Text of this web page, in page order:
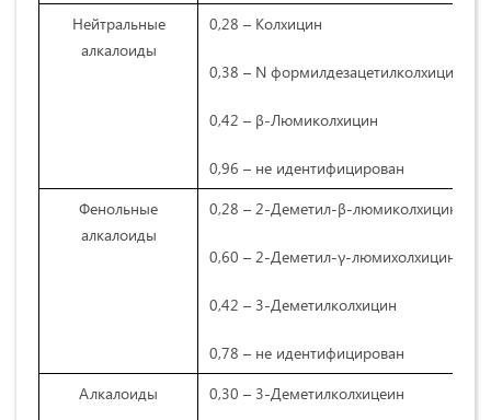
Нейтральные
алкалоиды
0,28 – Колхицин
0,38 – N формилдезацетилколхицин
0,42 – β-Люмиколхицин
0,96 – не идентифицирован
Фенольные
алкалоиды
0,28 – 2-Деметил-β-люмиколхицин
0,60 – 2-Деметил-γ-люмихолхицин
0,42 – 3-Деметилколхицин
0,78 – не идентифицирован
Алкалоиды
0,30 – 3-Деметилколхицеин